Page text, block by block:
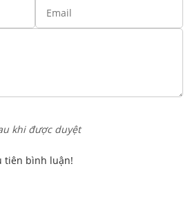
khi được duyệt
tiên bình luận!